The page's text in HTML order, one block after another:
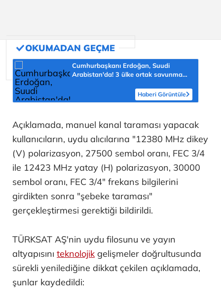
Cumhurbaşkanı Erdoğan, Suudi
Arabistan'da! 3 ülke ortak savunma
Haberi Görüntüle
Açıklamada, manuel kanal taraması yapacak
kullanıcıların, uydu alıcılarına "12380 MHz dikey
(V) polarizasyon, 27500 sembol oranı, FEC 3/4
ile 12423 MHz yatay (H) polarizasyon, 30000
sembol oranı, FEC 3/4" frekans bilgilerini
girdikten sonra "şebeke taraması"
gerçekleştirmesi gerektiği bildirildi.
TÜRKSAT AŞ'nin uydu filosunu ve yayın
altyapısını teknolojik gelişmeler doğrultusunda
sürekli yenilediğine dikkat çekilen açıklamada,
şunlar kaydedildi: